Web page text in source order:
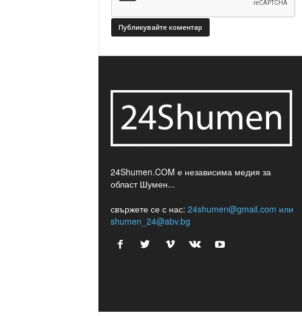
24Shumen.COM е независима медия за
област Шумен...
свържете се с нас: 24shumen@gmail.com или
shumen_24@abv.bg